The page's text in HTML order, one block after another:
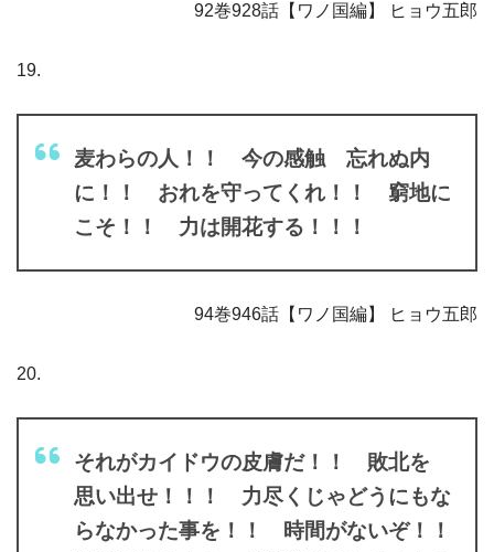
92巻928話【ワノ国編】 ヒョウ五郎
19.
麦わらの人！！ 今の感触 忘れぬ内
に！！ おれを守ってくれ！！ 窮地に
こそ！！ 力は開花する！！！
94巻946話【ワノ国編】 ヒョウ五郎
20.
それがカイドウの皮膚だ！！ 敗北を
思い出せ！！！ 力尽くじゃどうにもな
らなかった事を！！ 時間がないぞ！！